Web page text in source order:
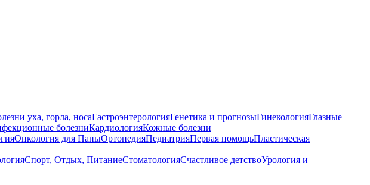
уха, горла, носаГастроэнтерологияГенетика и прогнозыГинекологияГлазные
болезниКардиологияКожные болезни
Онкология для ПапыОртопедияПедиатрияПервая помощьПластическая
Спорт, Отдых, ПитаниеСтоматологияСчастливое детствоУрология и